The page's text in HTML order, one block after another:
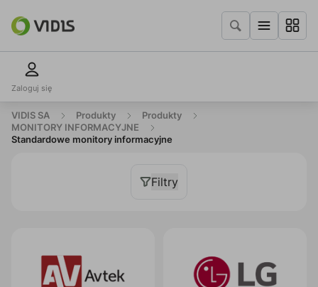
Zaloguj się
VIDIS SA Produkty
Produkty
MONITORY INFORMACYJNE
Standardowe monitory informacyjne
Filtry